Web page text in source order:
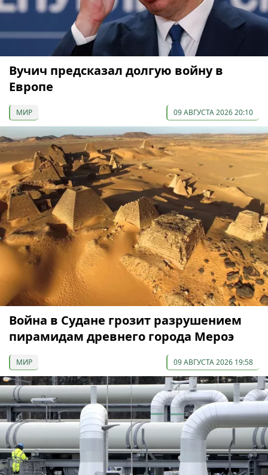
Вучич предсказал долгую войну в
Европе
МИР 09 АВГУСТА 2026 20:10
Война в Судане грозит разрушением
пирамидам древнего города Мероэ
МИР 09 АВГУСТА 2026 19:58